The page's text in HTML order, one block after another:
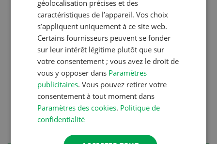
Production animale
L’aide du vétérinaire: «Que
faire en cas de diarrhée
chez les chèvres ? »
Production animale
Climat d’étable
géolocalisation précises et des
caractéristiques de l’appareil. Vos choix
s’appliquent uniquement à ce site web.
Certains fournisseurs peuvent se fonder
sur leur intérêt légitime plutôt que sur
votre consentement ; vous avez le droit de
vous y opposer dans Paramètres
publicitaires. Vous pouvez retirer votre
consentement à tout moment dans
Paramètres des cookies. Politique de
confidentialité